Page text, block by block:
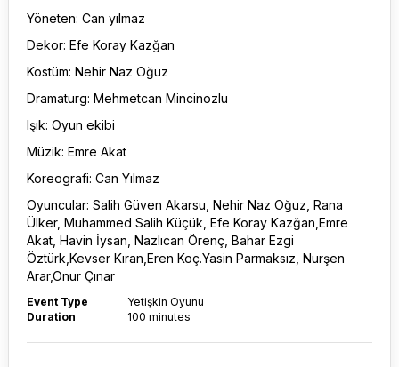
Yöneten: Can yılmaz
Dekor: Efe Koray Kazğan
Kostüm: Nehir Naz Oğuz
Dramaturg: Mehmetcan Mincinozlu
Işık: Oyun ekibi
Müzik: Emre Akat
Koreografi: Can Yılmaz
Oyuncular: Salih Güven Akarsu, Nehir Naz Oğuz, Rana
Ülker, Muhammed Salih Küçük, Efe Koray Kazğan,Emre
Akat, Havin İysan, Nazlıcan Örenç, Bahar Ezgi
Öztürk,Kevser Kıran,Eren Koç.Yasin Parmaksız, Nurşen
Arar,Onur Çınar
Event Type
Yetişkin Oyunu
Duration
100 minutes